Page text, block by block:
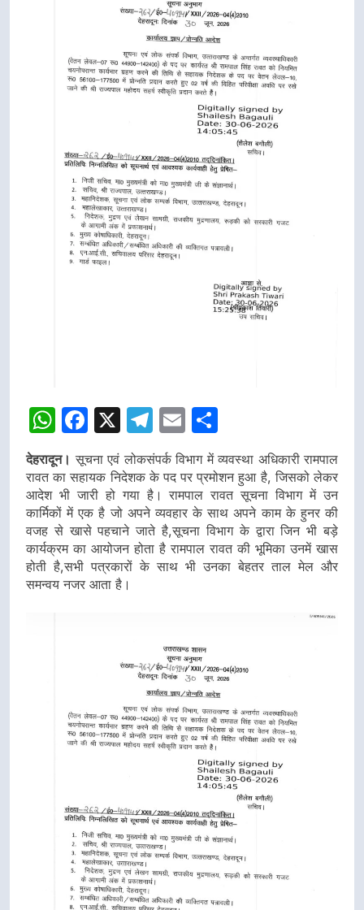
WhatsApp
Facebook
X Telegram
Email
देहरादून। सूचना एवं लोकसंपर्क विभाग में व्यवस्था अधिकारी रामपाल
रावत का सहायक निदेशक के पद पर प्रमोशन हुआ है, जिसको लेकर
आदेश भी जारी हो गया है। रामपाल रावत सूचना विभाग में उन
कार्मिकों में एक है जो अपने व्यवहार के साथ अपने काम के हुनर की
वजह से खासे पहचाने जाते है,सूचना विभाग के द्वारा जिन भी बड़े
कार्यक्रम का आयोजन होता है रामपाल रावत की भूमिका उनमें खास
होती है,सभी पत्रकारों के साथ भी उनका बेहतर ताल मेल और
समन्वय नजर आता है।